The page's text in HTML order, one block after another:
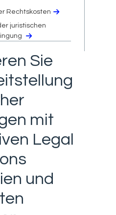
Rechtskosten
juristischen
Sie
mit
Legal
und